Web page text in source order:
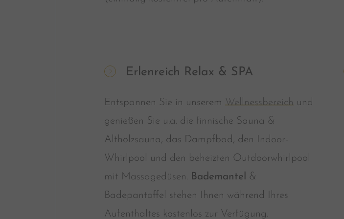
Erlenreich Relax & SPA
Entspannen Sie in unserem Wellnessbereich und
genießen Sie u.a. die finnische Sauna &
Altholzsauna, das Dampfbad, den Indoor-
Whirlpool und den beheizten Outdoorwhirlpool
mit Massagedüsen. Bademantel
&
Badepantoffel stehen Ihnen während Ihres
Aufenthaltes kostenlos zur Verfügung.